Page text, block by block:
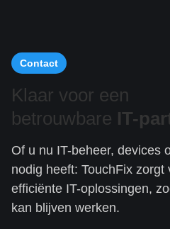
Contact
Klaar voor een
betrouwbare IT-
Of u nu IT-beheer, devices
nodig heeft: TouchFix
efficiënte IT-oplossingen,
kan blijven werken.